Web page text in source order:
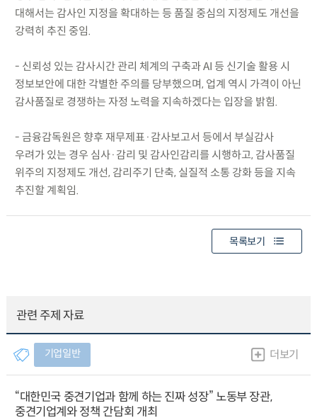
대해서는 감사인 지정을 확대하는 등 품질 중심의 지정제도 개선을
강력히 추진 중임.
- 신뢰성 있는 감사시간 관리 체계의 구축과 AI 등 신기술 활용 시
정보보안에 대한 각별한 주의를 당부했으며, 업계 역시 가격이 아닌
감사품질로 경쟁하는 자정 노력을 지속하겠다는 입장을 밝힘.
- 금융감독원은 향후 재무제표·감사보고서 등에서 부실감사
우려가 있는 경우 심사·감리 및 감사인감리를 시행하고, 감사품질
위주의 지정제도 개선, 감리주기 단축, 실질적 소통 강화 등을 지속
추진할 계획임.
목록보기
관련 주제 자료
기업일반 더보기
“대한민국 중견기업과 함께 하는 진짜 성장” 노동부 장관,
중견기업계와 정책 간담회 개최